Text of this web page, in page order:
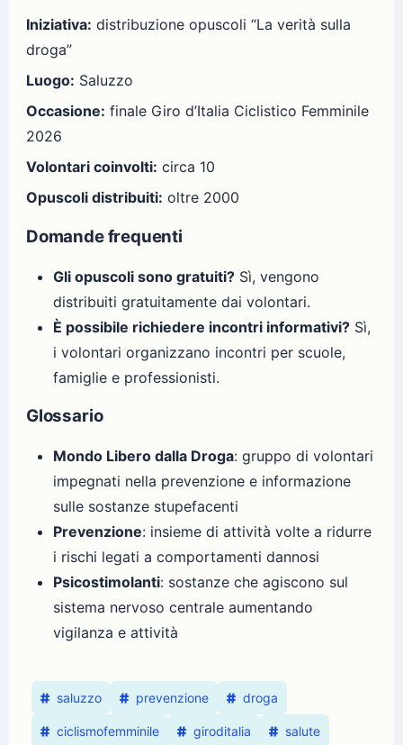
Iniziativa: distribuzione opuscoli “La verità sulla
droga”
Luogo: Saluzzo
Occasione: finale Giro d’Italia Ciclistico Femminile
2026
Volontari coinvolti: circa 10
Opuscoli distribuiti: oltre 2000
Domande frequenti
Gli opuscoli sono gratuiti? Sì, vengono
distribuiti gratuitamente dai volontari.
È possibile richiedere incontri informativi? Sì,
i volontari organizzano incontri per scuole,
famiglie e professionisti.
Glossario
Mondo Libero dalla Droga: gruppo di volontari
impegnati nella prevenzione e informazione
sulle sostanze stupefacenti
Prevenzione: insieme di attività volte a ridurre
i rischi legati a comportamenti dannosi
Psicostimolanti: sostanze che agiscono sul
sistema nervoso centrale aumentando
vigilanza e attività
saluzzo prevenzione droga
ciclismofemminile giroditalia salute